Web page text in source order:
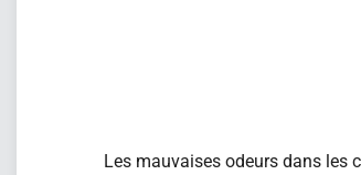
Les mauvaises odeurs dans les